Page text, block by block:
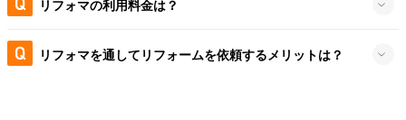
リフォマの利用料金は？
リフォマを通してリフォームを依頼するメリットは？